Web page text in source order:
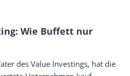
Wie Buffett nur
des Value Investings, hat die